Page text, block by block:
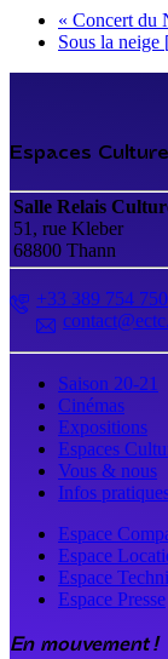
« Concert du
Sous la
Espaces
Salle Relais
51, rue Kleber
68800 Thann
+33 389 754 750
Saison 20-21
Cinémas
Expositions
Espaces
Vous & nous
Infos
Espace
Espace
Espace
Espace Presse
En mouvement !